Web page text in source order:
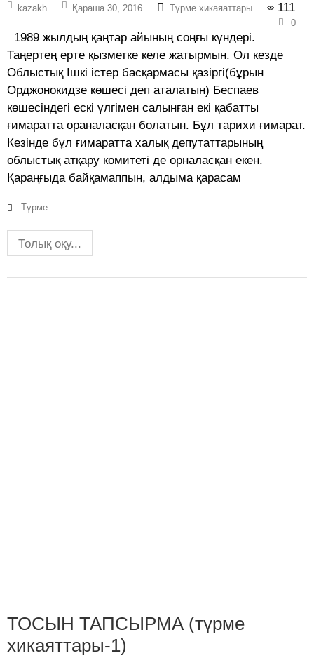
kazakh Қараша 30, 2016 Түрме хикаяаттары 111
0
1989 жылдың қаңтар айының соңғы күндері.
Таңертең ерте қызметке келе жатырмын. Ол кезде
Облыстық Ішкі істер басқармасы қазіргі(бұрын
Орджонокидзе көшесі деп аталатын) Беспаев
көшесіндегі ескі үлгімен салынған екі қабатты
ғимаратта ораналасқан болатын. Бұл тарихи ғимарат.
Кезінде бұл ғимаратта халық депутаттарының
облыстық атқару комитеті де орналасқан екен.
Қараңғыда байқамаппын, алдыма қарасам
Түрме
Толық оқу...
ТОСЫН ТАПСЫРМА (түрме
хикаяттары-1)